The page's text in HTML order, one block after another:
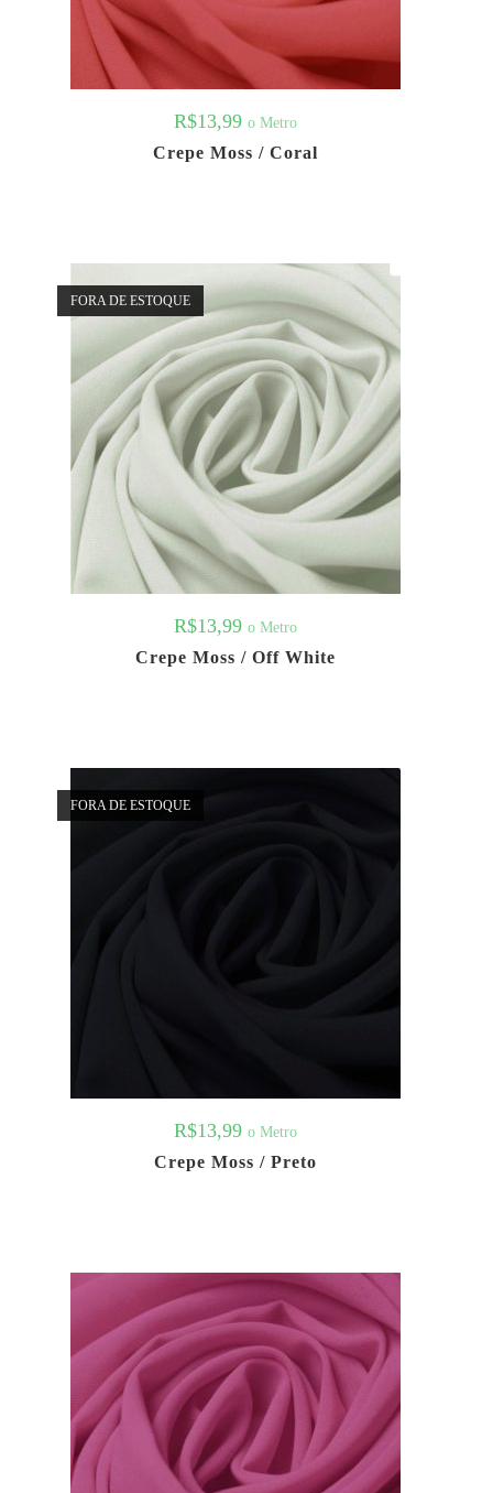
R$13,99 o Metro
Crepe Moss / Coral
FORA DE ESTOQUE
R$13,99 o Metro
Crepe Moss / Off White
FORA DE ESTOQUE
R$13,99 o Metro
Crepe Moss / Preto